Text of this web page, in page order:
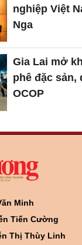
nghiệp Việt
Nga
Gia Lai mở
phê đặc sản,
OCOP
Minh
Tiến Cường
Thị Thùy Linh